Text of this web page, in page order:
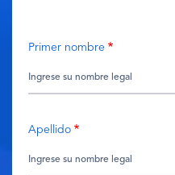
Primer nombre
Apellido